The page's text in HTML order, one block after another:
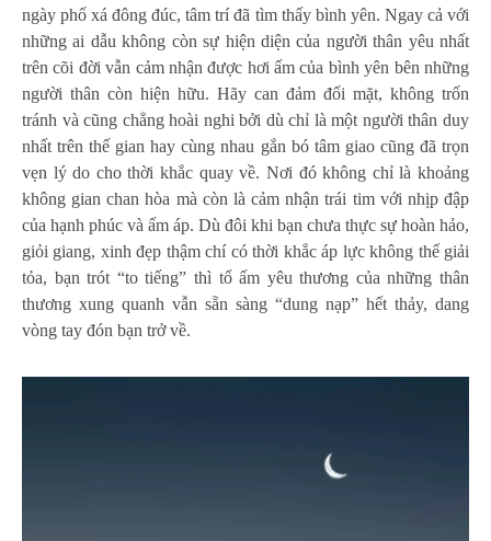
ngày phố xá đông đúc, tâm trí đã tìm thấy bình yên. Ngay cả với
những ai dẫu không còn sự hiện diện của người thân yêu nhất
trên cõi đời vẫn cảm nhận được hơi ấm của bình yên bên những
người thân còn hiện hữu. Hãy can đảm đối mặt, không trốn
tránh và cũng chẳng hoài nghi bởi dù chỉ là một người thân duy
nhất trên thế gian hay cùng nhau gắn bó tâm giao cũng đã trọn
vẹn lý do cho thời khắc quay về. Nơi đó không chỉ là khoảng
không gian chan hòa mà còn là cảm nhận trái tim với nhịp đập
của hạnh phúc và ấm áp. Dù đôi khi bạn chưa thực sự hoàn hảo,
giỏi giang, xinh đẹp thậm chí có thời khắc áp lực không thể giải
tỏa, bạn trót “to tiếng” thì tổ ấm yêu thương của những thân
thương xung quanh vẫn sẵn sàng “dung nạp” hết thảy, dang
vòng tay đón bạn trở về.